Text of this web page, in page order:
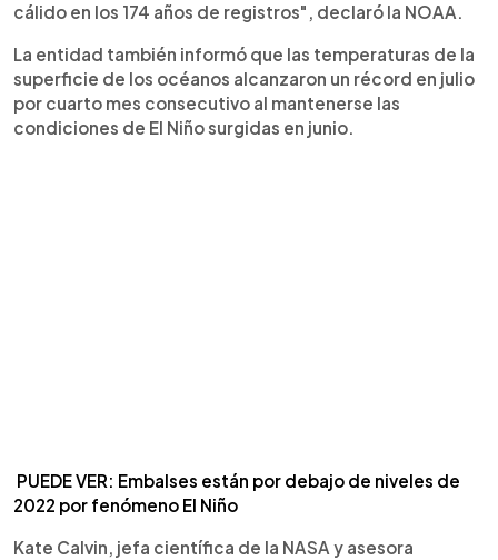
cálido en los 174 años de registros", declaró la NOAA.
La entidad también informó que las temperaturas de la
superficie de los océanos alcanzaron un récord en julio
por cuarto mes consecutivo al mantenerse las
condiciones de El Niño surgidas en junio.
PUEDE VER: Embalses están por debajo de niveles de
2022 por fenómeno El Niño
Kate Calvin, jefa científica de la NASA y asesora